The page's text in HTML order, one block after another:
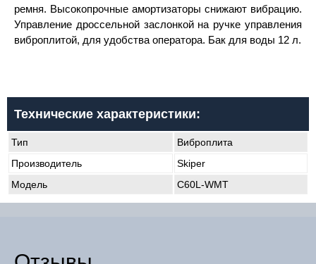
ремня. Высокопрочные амортизаторы снижают вибрацию.
Управление дроссельной заслонкой на ручке управления
виброплитой, для удобства оператора. Бак для воды 12 л.
Технические характеристики:
Тип
Виброплита
Производитель
Skiper
Модель
C60L-WMT